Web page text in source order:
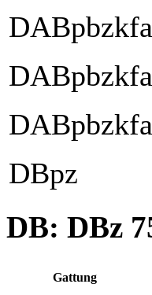
DABpbzkfa
DABpbzkfa
DABpbzkfa
DBpz
DB: DBz
Gattung